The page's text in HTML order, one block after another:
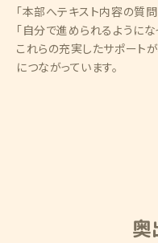
「本部へテキスト内容の質
「自分で進められるように
これらの充実したサポート
につながっています。
奥